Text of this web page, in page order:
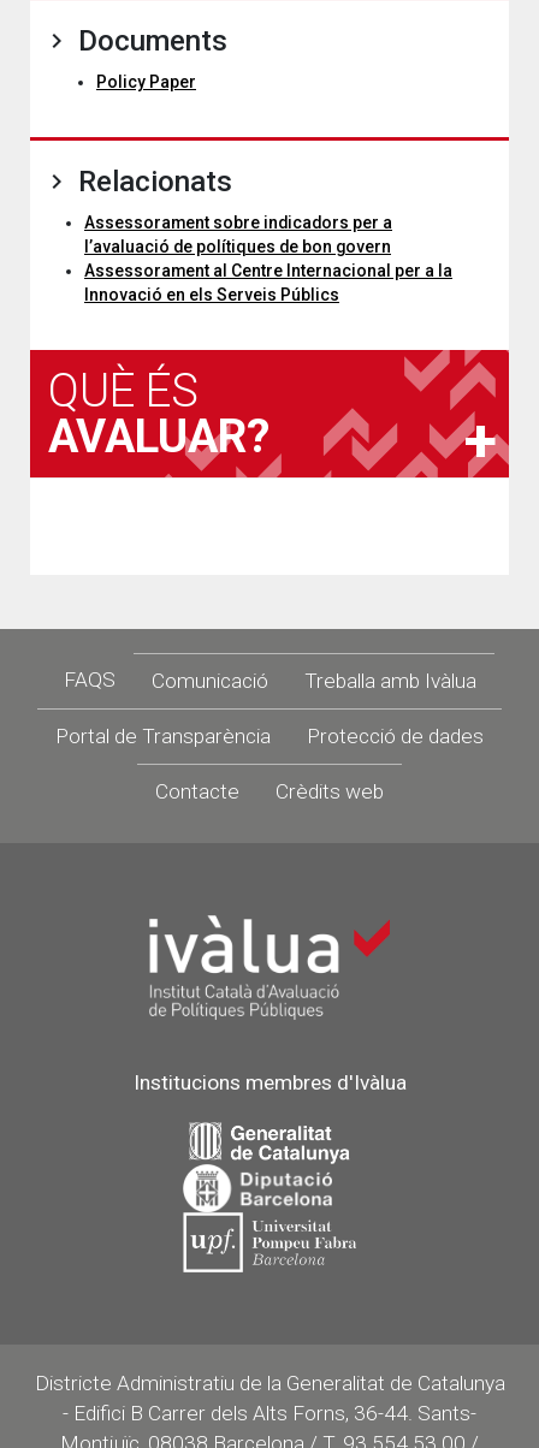
Documents
Policy Paper
Relacionats
Assessorament sobre indicadors per a
l’avaluació de polítiques de bon govern
Assessorament al Centre Internacional per a la
Innovació en els Serveis Públics
QUÈ ÉS
AVALUAR?
Footer
FAQS Comunicació Treballa amb Ivàlua
Portal de Transparència Protecció de dades
Contacte Crèdits web
Institucions membres d'Ivàlua
Districte Administratiu de la Generalitat de Catalunya
- Edifici B Carrer dels Alts Forns, 36-44. Sants-